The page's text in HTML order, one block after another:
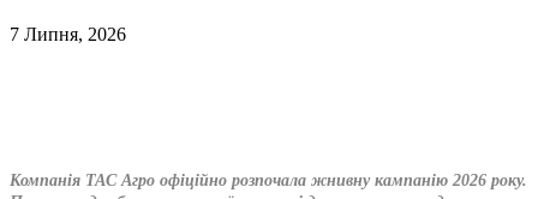
7 Липня, 2026
Компанія ТАС Агро офіційно розпочала жнивну кампанію 2026 року.